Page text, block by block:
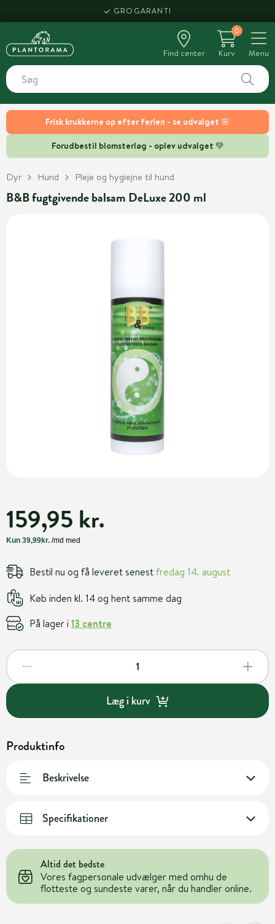
Frisk krukkerne op efter ferien - se udvalget 🌸
Forudbestil blomsterløg - oplev udvalget 💚
GROGARANTI
Find center
0
Kurv
Menu
Dyr Hund Pleje og hygiejne til hund
B&B fugtgivende balsam DeLuxe 200 ml
159,95 kr.
Bestil nu og få leveret senestfredag 14. august
Køb inden kl. 14 og hent samme dag
På lager i 13 centre
Læg i kurv
Produktinfo
Beskrivelse
Specifikationer
Altid det bedste
Vores fagpersonale udvælger med omhu de
flotteste og sundeste varer, når du handler online.